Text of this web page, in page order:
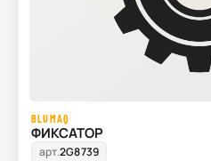
BLUMAQ
ФИКСАТОР
арт.2G8739